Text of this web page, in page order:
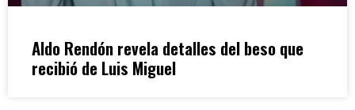
Aldo Rendón revela detalles del beso que
recibió de Luis Miguel